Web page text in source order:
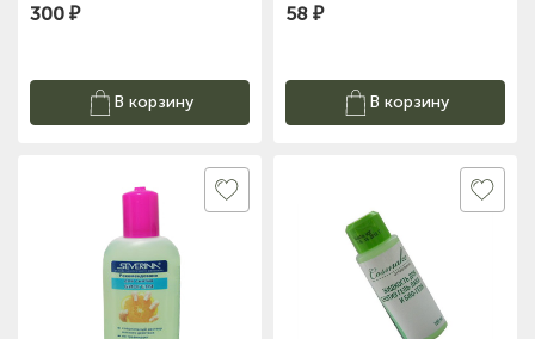
300 ₽
В корзину
58 ₽
В корзину